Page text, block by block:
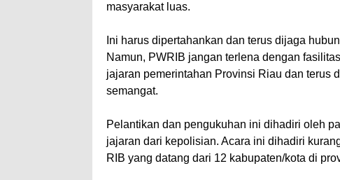
masyarakat luas.
Ini harus dipertahankan dan terus dijaga
Namun, PWRIB jangan terlena dengan
jajaran pemerintahan Provinsi Riau dan terus
semangat.
Pelantikan dan pengukuhan ini dihadiri oleh
jajaran dari kepolisian. Acara ini dihadiri
RIB yang datang dari 12 kabupaten/kota di